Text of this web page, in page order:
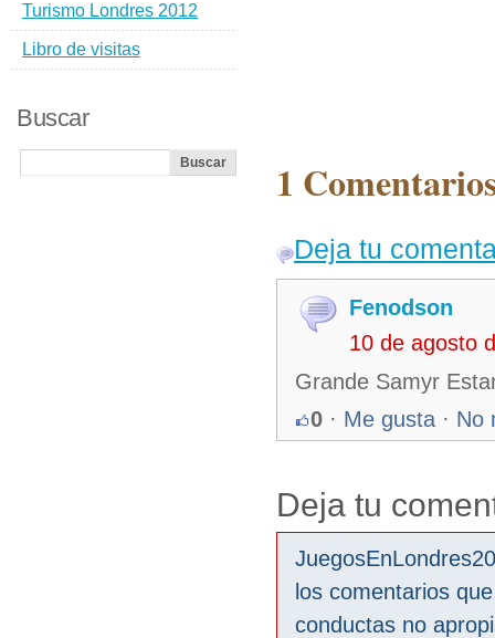
1
Deja tu
Fenodson
10 de agosto
Grande Samyr
0 · Me gusta · No
Deja tu
los comentarios
conductas no
Turismo Londres 2012
Libro de visitas
Buscar